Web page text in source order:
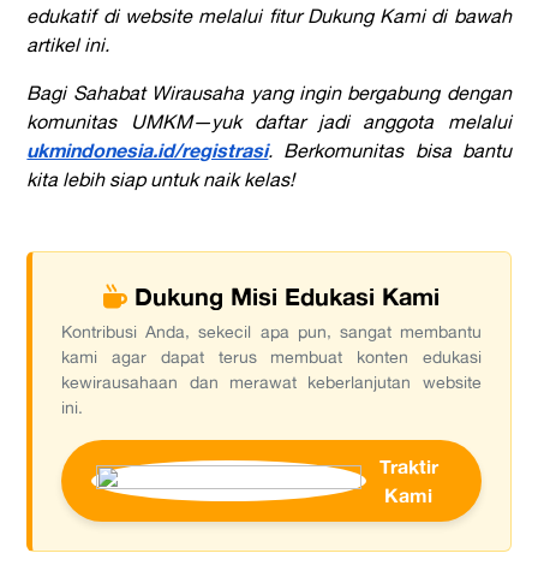
edukatif di website melalui fitur Dukung Kami di bawah
artikel ini.
Bagi Sahabat Wirausaha yang ingin bergabung dengan
komunitas UMKM—yuk daftar jadi anggota melalui
ukmindonesia.id/registrasi. Berkomunitas bisa bantu
kita lebih siap untuk naik kelas!
Dukung Misi Edukasi Kami
Kontribusi Anda, sekecil apa pun, sangat membantu
kami agar dapat terus membuat konten edukasi
kewirausahaan dan merawat keberlanjutan website
ini.
Traktir
Kami